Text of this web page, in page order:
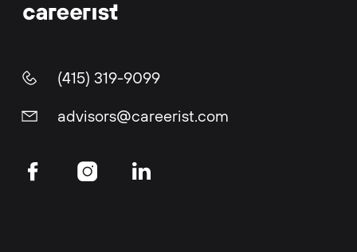
(415) 319-9099
advisors@careerist.com